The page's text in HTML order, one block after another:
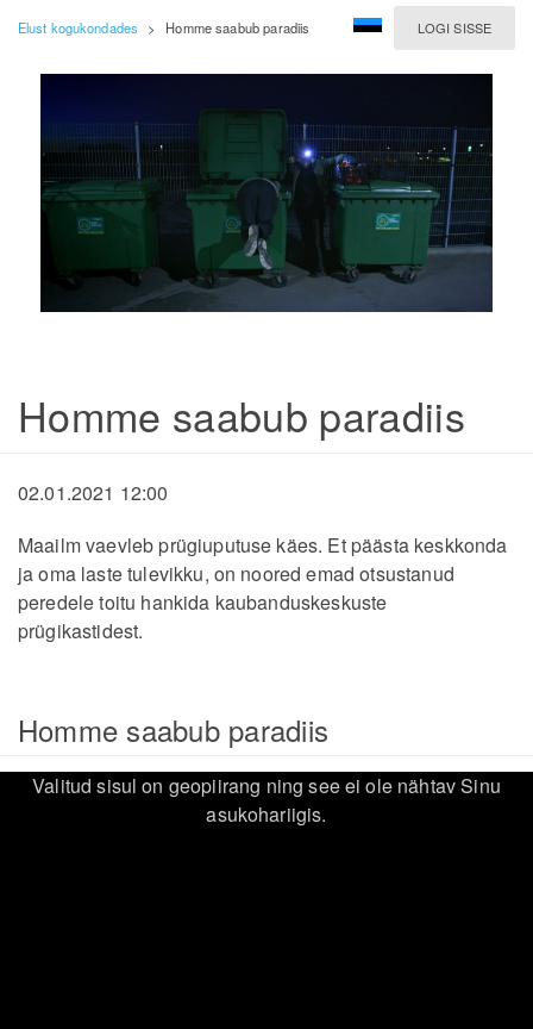
LOGI SISSE
Elust kogukondades > Homme saabub paradiis
Homme saabub paradiis
02.01.2021 12:00
Maailm vaevleb prügiuputuse käes. Et päästa keskkonda
ja oma laste tulevikku, on noored emad otsustanud
peredele toitu hankida kaubanduskeskuste
prügikastidest.
Homme saabub paradiis
Valitud sisul on geopiirang ning see ei ole nähtav Sinu
asukohariigis.